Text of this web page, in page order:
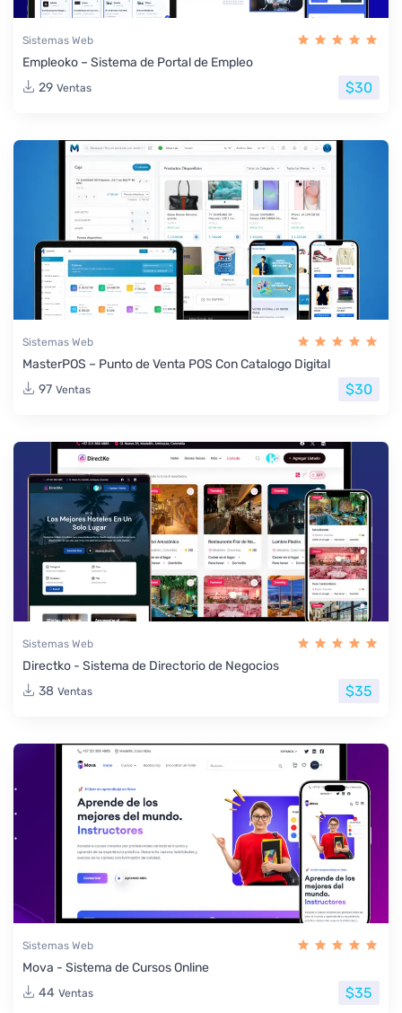
Sistemas Web
Empleoko – Sistema de Portal de Empleo
29 Ventas $30
Sistemas Web
MasterPOS – Punto de Venta POS Con Catalogo Digital
97 Ventas $30
Sistemas Web
Directko - Sistema de Directorio de Negocios
38 Ventas $35
Sistemas Web
Mova - Sistema de Cursos Online
44 Ventas $35